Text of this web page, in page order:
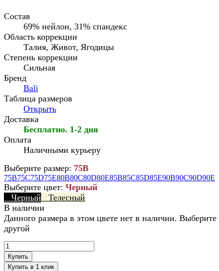
Состав
69% нейлон, 31% спандекс
Область коррекции
Талия, Живот, Ягодицы
Степень коррекции
Сильная
Бренд
Bali
Таблица размеров
Открыть
Доставка
Бесплатно. 1-2 дня
Оплата
Наличными курьеру
Выберите размер: 75B
75B75C75D75E80B80C80D80E85B85C85D85E90B90C90D90E
Выберите цвет: Черный
Черный
Телесный
В наличии
Данного размера в этом цвете нет в наличии. Выберите
другой
Купить